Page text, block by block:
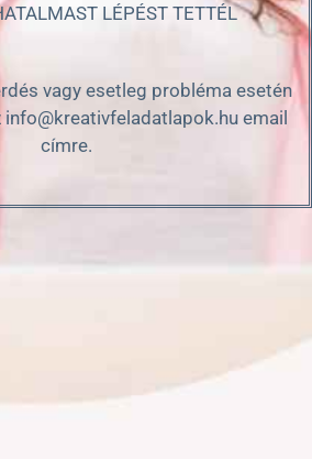
LÉPÉST TETTÉL
vagy esetleg probléma esetén
email
címre.